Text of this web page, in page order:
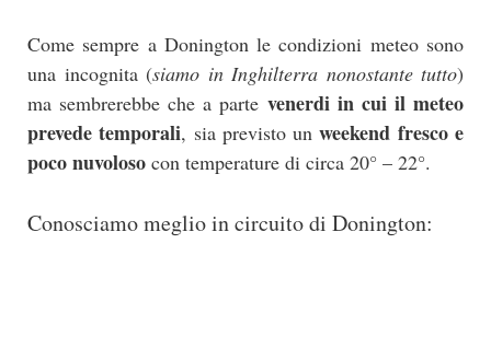
Come sempre a Donington le condizioni meteo sono
una incognita (siamo in Inghilterra nonostante tutto)
ma sembrerebbe che a parte venerdi in cui il meteo
prevede temporali, sia previsto unweekend fresco e
poco nuvoloso con temperature di circa 20° – 22°.
Conosciamo meglio in circuito di Donington: